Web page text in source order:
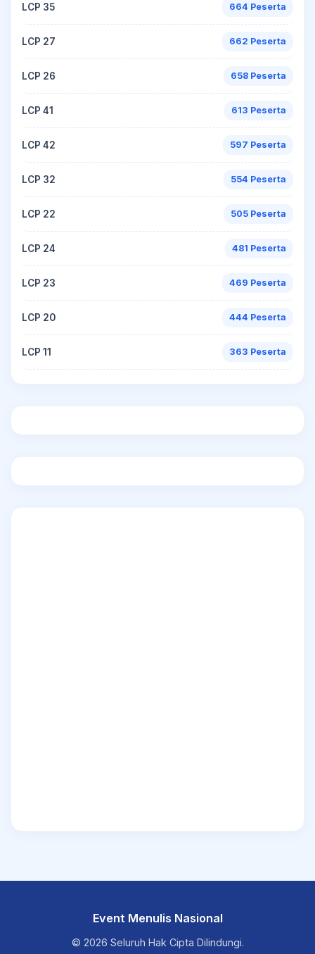
LCP 35 664 Peserta
LCP 27 662 Peserta
LCP 26 658 Peserta
LCP 41 613 Peserta
LCP 42 597 Peserta
LCP 32 554 Peserta
LCP 22 505 Peserta
LCP 24 481 Peserta
LCP 23 469 Peserta
LCP 20 444 Peserta
LCP 11 363 Peserta
Event Menulis Nasional
© 2026 Seluruh Hak Cipta Dilindungi.